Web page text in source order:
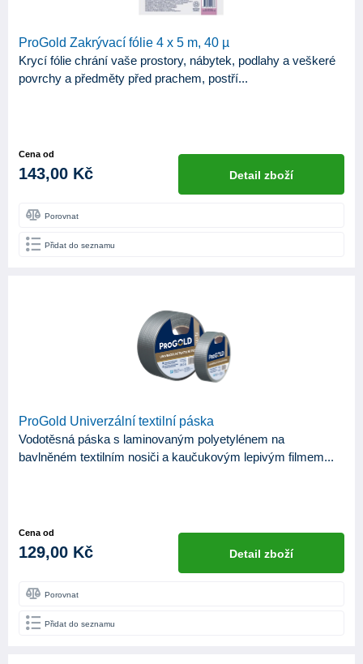
ProGold Zakrývací fólie 4 x 5 m, 40 µ
Krycí fólie chrání vaše prostory, nábytek, podlahy a veškeré
povrchy a předměty před prachem, postří...
Cena od
143,00 Kč Detail zboží
Porovnat
Přidat do seznamu
ProGold Univerzální textilní páska
Vodotěsná páska s laminovaným polyetylénem na
bavlněném textilním nosiči a kaučukovým lepivým filmem...
Cena od
129,00 Kč Detail zboží
Porovnat
Přidat do seznamu